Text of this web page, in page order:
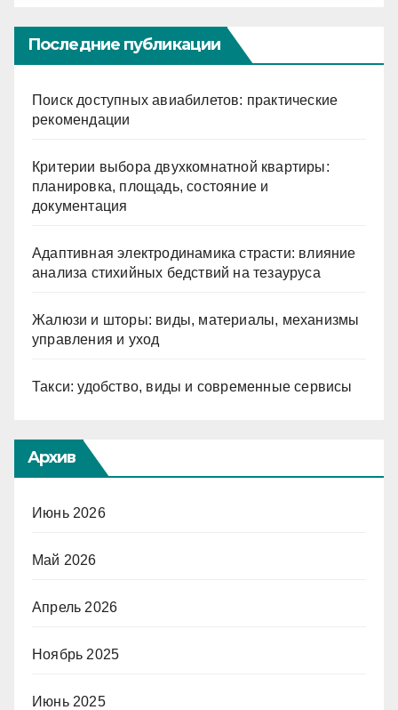
Последние публикации
Поиск доступных авиабилетов: практические
рекомендации
Критерии выбора двухкомнатной квартиры:
планировка, площадь, состояние и
документация
Адаптивная электродинамика страсти: влияние
анализа стихийных бедствий на тезауруса
Жалюзи и шторы: виды, материалы, механизмы
управления и уход
Такси: удобство, виды и современные сервисы
Архив
Июнь 2026
Май 2026
Апрель 2026
Ноябрь 2025
Июнь 2025